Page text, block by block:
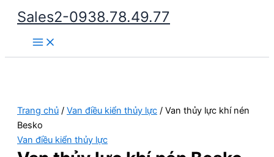
Nhảy
dung
Sales2-0938.78.49.77
Main
Menu
Trang chủ / Van điều kiển thủy lực / Van thủy lực khí nén
Besko
Van điều kiển thủy lực